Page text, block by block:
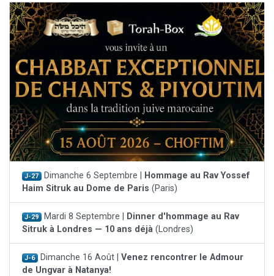
J-27 Dimanche 6 Septembre |
Hommage au Rav Yossef
Haim Sitruk au Dome de Paris (Paris)
J-29 Mardi 8 Septembre |
Dinner d'hommage au Rav
Sitruk à Londres — 10 ans déjà (Londres)
J-6 Dimanche 16 Août | Venez rencontrer le Admour
de Ungvar à Natanya!